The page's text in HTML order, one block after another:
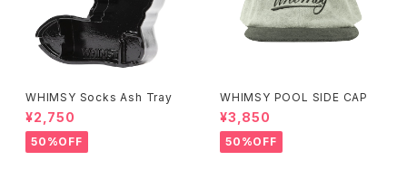
WHIMSY Socks Ash Tray
¥2,750
50%OFF
WHIMSY POOL SIDE CAP
¥3,850
50%OFF